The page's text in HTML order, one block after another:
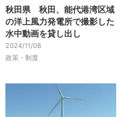
秋田県 秋田、能代港湾区域
の洋上風力発電所で撮影した
水中動画を貸し出し
2024/11/08
政策・制度